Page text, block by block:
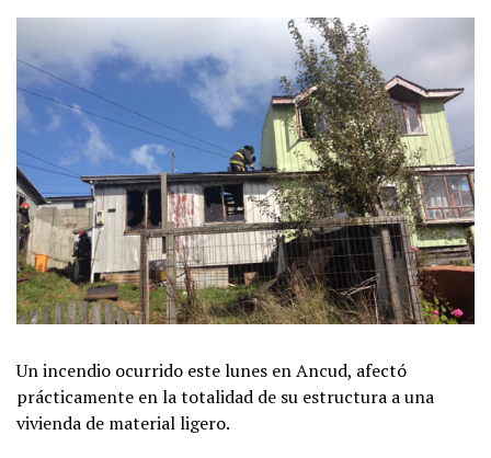
Un incendio ocurrido este lunes en Ancud, afectó
prácticamente en la totalidad de su estructura a una
vivienda de material ligero.